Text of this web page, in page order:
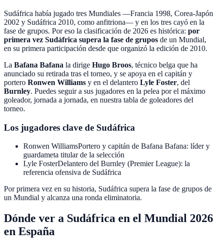
Sudáfrica había jugado tres Mundiales —Francia 1998, Corea-Japón
2002 y Sudáfrica 2010, como anfitriona— y en los tres cayó en la
fase de grupos. Por eso la clasificación de 2026 es histórica: por
primera vez Sudáfrica supera la fase de grupos de un Mundial,
en su primera participación desde que organizó la edición de 2010.
La Bafana Bafana la dirige Hugo Broos, técnico belga que ha
anunciado su retirada tras el torneo, y se apoya en el capitán y
portero Ronwen Williams y en el delantero Lyle Foster, del
Burnley. Puedes seguir a sus jugadores en la pelea por el máximo
goleador, jornada a jornada, en nuestra tabla de goleadores del
torneo.
Los jugadores clave de Sudáfrica
Ronwen WilliamsPortero y capitán de Bafana Bafana: líder y
guardameta titular de la selección
Lyle FosterDelantero del Burnley (Premier League): la
referencia ofensiva de Sudáfrica
Por primera vez en su historia, Sudáfrica supera la fase de grupos de
un Mundial y alcanza una ronda eliminatoria.
Dónde ver a Sudáfrica en el Mundial 2026
en España